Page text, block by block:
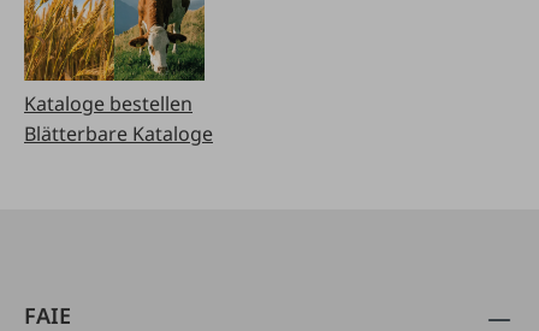
Kataloge bestellen
Blätterbare Kataloge
FAIE